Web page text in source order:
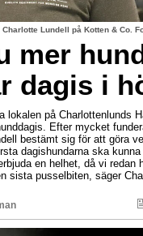
Charlotte Lundell på Kotten & Co.
mer
dagis i
lokalen på Charlottenlunds
Efter mycket
bestämt sig för att göra
dagishundarna ska
en helhet, då vi redan
sista pusselbiten, säger